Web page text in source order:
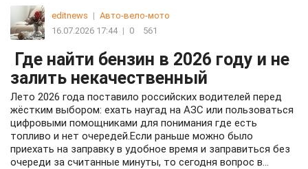
editnews | Авто-вело-мото
16.07.2026 17:44 | 0 561
Где найти бензин в 2026 году и не
залить некачественный
Лето 2026 года поставило российских водителей перед
жёстким выбором: ехать наугад на АЗС или пользоваться
цифровыми помощниками для понимания где есть
топливо и нет очередей.Если раньше можно было
приехать на заправку в удобное время и заправиться без
очереди за считанные минуты, то сегодня вопрос в...